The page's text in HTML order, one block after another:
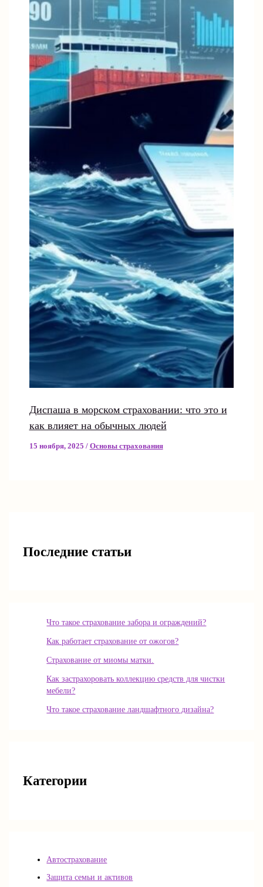
Диспаша в морском страховании: что это и
как влияет на обычных людей
15 ноября, 2025 / Основы страхования
Последние статьи
Что такое страхование забора и ограждений?
Как работает страхование от ожогов?
Страхование от миомы матки.
Как застрахоровать коллекцию средств для чистки
мебели?
Что такое страхование ландшафтного дизайна?
Категории
Автострахование
Защита семьи и активов